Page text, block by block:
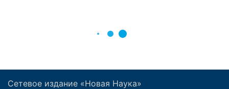
Сетевое издание «Новая Наука»